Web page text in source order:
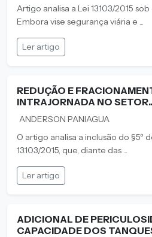
Artigo analisa a Lei 13.103/2015
Embora vise segurança viária e ...
Ler artigo
REDUÇÃO E
INTRAJORNADA NO
ANDERSON PANIAGUA
O artigo analisa a inclusão do §5º
13.103/2015, que, diante das ...
Ler artigo
ADICIONAL DE
CAPACIDADE DOS